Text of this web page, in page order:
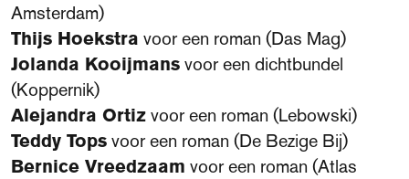
Amsterdam)
Thijs Hoekstra voor een roman (Das Mag)
Jolanda Kooijmansvoor een dichtbundel
(Koppernik)
Alejandra Ortizvoor een roman (Lebowski)
Teddy Topsvoor een roman (De Bezige Bij)
Bernice Vreedzaam voor een roman (Atlas